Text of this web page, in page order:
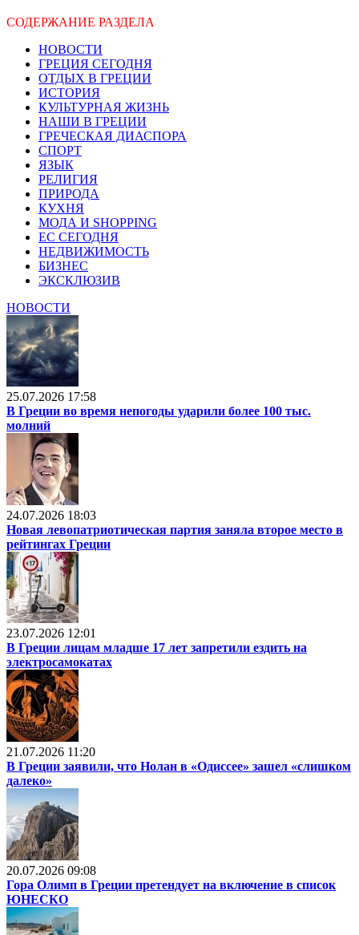
СОДЕРЖАНИЕ РАЗДЕЛА
НОВОСТИ
ГРЕЦИЯ СЕГОДНЯ
ОТДЫХ В ГРЕЦИИ
ИСТОРИЯ
КУЛЬТУРНАЯ ЖИЗНЬ
НАШИ В ГРЕЦИИ
ГРЕЧЕСКАЯ ДИАСПОРА
СПОРТ
ЯЗЫК
РЕЛИГИЯ
ПРИРОДА
КУХНЯ
МОДА И SHOPPING
ЕС СЕГОДНЯ
НЕДВИЖИМОСТЬ
БИЗНЕС
ЭКСКЛЮЗИВ
НОВОСТИ
25.07.2026 17:58
В Греции во время непогоды ударили более 100 тыс.
молний
24.07.2026 18:03
Новая левопатриотическая партия заняла второе место в
рейтингах Греции
23.07.2026 12:01
В Греции лицам младше 17 лет запретили ездить на
электросамокатах
21.07.2026 11:20
В Греции заявили, что Нолан в «Одиссее» зашел «слишком
далеко»
20.07.2026 09:08
Гора Олимп в Греции претендует на включение в список
ЮНЕСКО